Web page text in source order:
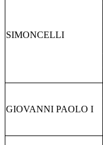
SIMONCELLI
GIOVANNI PAOLO I